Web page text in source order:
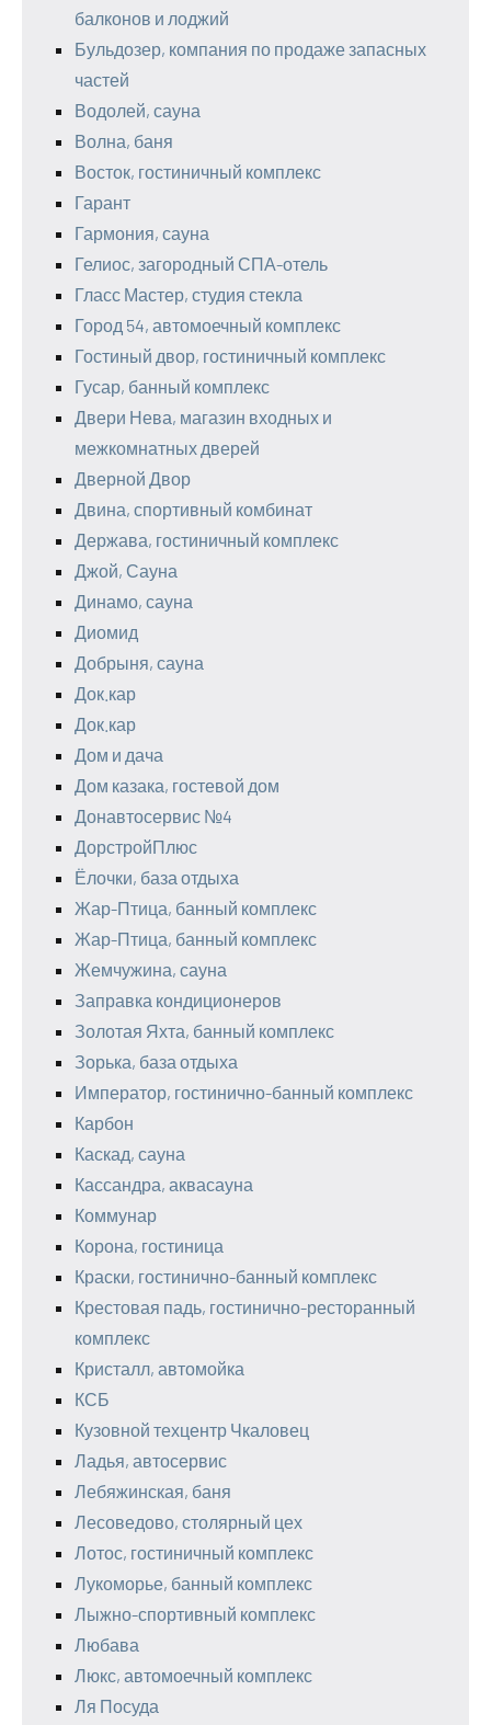
балконов и лоджий
Бульдозер, компания по продаже запасных
частей
Водолей, сауна
Волна, баня
Восток, гостиничный комплекс
Гарант
Гармония, сауна
Гелиос, загородный СПА-отель
Гласс Мастер, студия стекла
Город 54, автомоечный комплекс
Гостиный двор, гостиничный комплекс
Гусар, банный комплекс
Двери Нева, магазин входных и
межкомнатных дверей
Дверной Двор
Двина, спортивный комбинат
Держава, гостиничный комплекс
Джой, Сауна
Динамо, сауна
Диомид
Добрыня, сауна
Док.кар
Док.кар
Дом и дача
Дом казака, гостевой дом
Донавтосервис №4
ДорстройПлюс
Ёлочки, база отдыха
Жар-Птица, банный комплекс
Жар-Птица, банный комплекс
Жемчужина, сауна
Заправка кондиционеров
Золотая Яхта, банный комплекс
Зорька, база отдыха
Император, гостинично-банный комплекс
Карбон
Каскад, сауна
Кассандра, аквасауна
Коммунар
Корона, гостиница
Краски, гостинично-банный комплекс
Крестовая падь, гостинично-ресторанный
комплекс
Кристалл, автомойка
КСБ
Кузовной техцентр Чкаловец
Ладья, автосервис
Лебяжинская, баня
Лесоведово, столярный цех
Лотос, гостиничный комплекс
Лукоморье, банный комплекс
Лыжно-спортивный комплекс
Любава
Люкс, автомоечный комплекс
Ля Посуда